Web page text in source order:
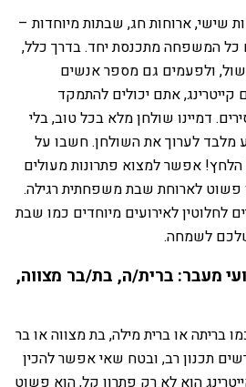
שישי, ארוחות חג, שבתות מיוחדות –
כל המשפחה מתכנסת יחד. בדרך כלל,
ולפעמים גם מספר אנשים
אתם יכולים להתמקד
דמיינו שולחן מלא בכל טוב, בלי
מלבד לערוך את השולחן. חשבו על
הלחץ! אפשר למצוא פתרונות מעולים
פשוט לארוחת שבת משפחתית רגילה.
לחלוטין לאירועים מיוחדים כמו שבת
לשמחה.
מעבר: ברית/ה, בת/בר מצווה,
בריתה או ברית מילה, בת מצווה או בר
תכנון רב, ובטח שאי אפשר להכין
הוא לא רק פתרון קל, הוא פשוט